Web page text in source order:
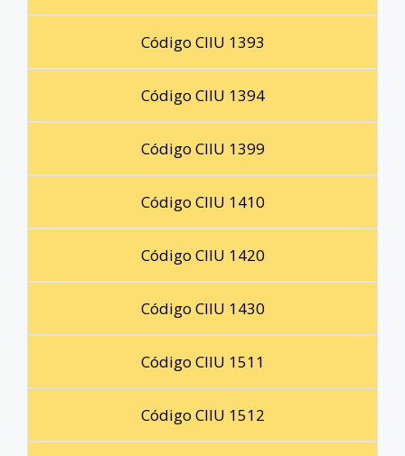
Código CIIU 1393
Código CIIU 1394
Código CIIU 1399
Código CIIU 1410
Código CIIU 1420
Código CIIU 1430
Código CIIU 1511
Código CIIU 1512